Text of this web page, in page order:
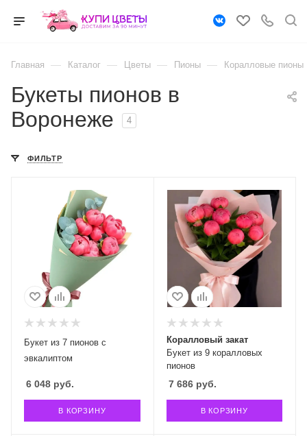
Главная — Каталог — Цветы — Пионы — Коралловые пионы
Букеты пионов в
Воронеже
4
ФИЛЬТР
Букет из 7 пионов с
эвкалиптом
6 048 руб.
В КОРЗИНУ
Букет из 9 коралловых
пионов
Коралловый закат
7 686руб.
В КОРЗИНУ